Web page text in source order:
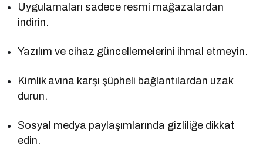
Uygulamaları sadece resmi mağazalardan
indirin.
Yazılım ve cihaz güncellemelerini ihmal etmeyin.
Kimlik avına karşı şüpheli bağlantılardan uzak
durun.
Sosyal medya paylaşımlarında gizliliğe dikkat
edin.